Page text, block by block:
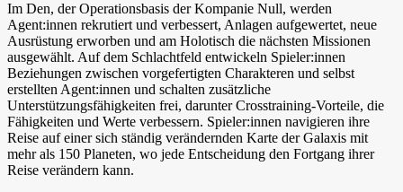
Im Den, der Operationsbasis der Kompanie Null, werden
Agent:innen rekrutiert und verbessert, Anlagen aufgewertet, neue
Ausrüstung erworben und am Holotisch die nächsten Missionen
ausgewählt. Auf dem Schlachtfeld entwickeln Spieler:innen
Beziehungen zwischen vorgefertigten Charakteren und selbst
erstellten Agent:innen und schalten zusätzliche
Unterstützungsfähigkeiten frei, darunter Crosstraining-Vorteile, die
Fähigkeiten und Werte verbessern. Spieler:innen navigieren ihre
Reise auf einer sich ständig verändernden Karte der Galaxis mit
mehr als 150 Planeten, wo jede Entscheidung den Fortgang ihrer
Reise verändern kann.